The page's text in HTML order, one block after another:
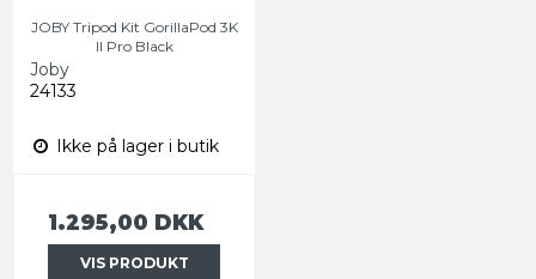
JOBY Tripod Kit GorillaPod 3K
II Pro Black
Joby
24133
Ikke på lager i butik
1.295,00 DKK
VIS PRODUKT